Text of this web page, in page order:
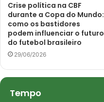
Crise política na CBF
durante a Copa do Mundo:
como os bastidores
podem influenciar o futuro
do futebol brasileiro
29/06/2026
Tempo